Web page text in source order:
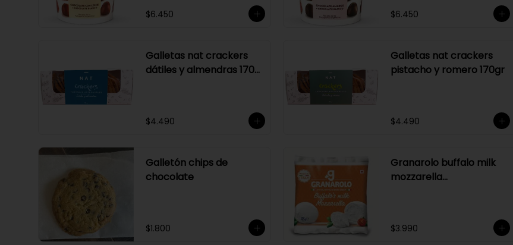
$6.450 $6.450
Galletas nat crackers
dátiles y almendras 170
$4.490
Galletas nat crackers
pistacho y romero 170gr
$4.490
Galletón chips de
chocolate
$1.800
Granarolo buffalo milk
mozzarella
$3.990